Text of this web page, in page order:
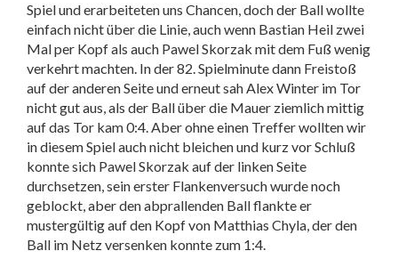
Spiel und erarbeiteten uns Chancen, doch der Ball wollte
einfach nicht über die Linie, auch wenn Bastian Heil zwei
Mal per Kopf als auch Pawel Skorzak mit dem Fuß wenig
verkehrt machten. In der 82. Spielminute dann Freistoß
auf der anderen Seite und erneut sah Alex Winter im Tor
nicht gut aus, als der Ball über die Mauer ziemlich mittig
auf das Tor kam 0:4. Aber ohne einen Treffer wollten wir
in diesem Spiel auch nicht bleichen und kurz vor Schluß
konnte sich Pawel Skorzak auf der linken Seite
durchsetzen, sein erster Flankenversuch wurde noch
geblockt, aber den abprallenden Ball flankte er
mustergültig auf den Kopf von Matthias Chyla, der den
Ball im Netz versenken konnte zum 1:4.